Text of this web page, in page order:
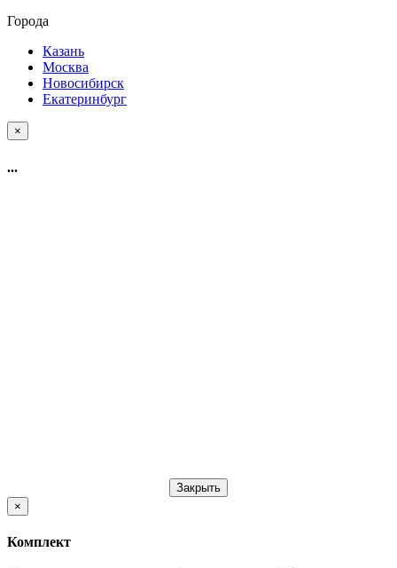
Города
Казань
Москва
Новосибирск
Екатеринбург
×
...
Закрыть
×
Комплект